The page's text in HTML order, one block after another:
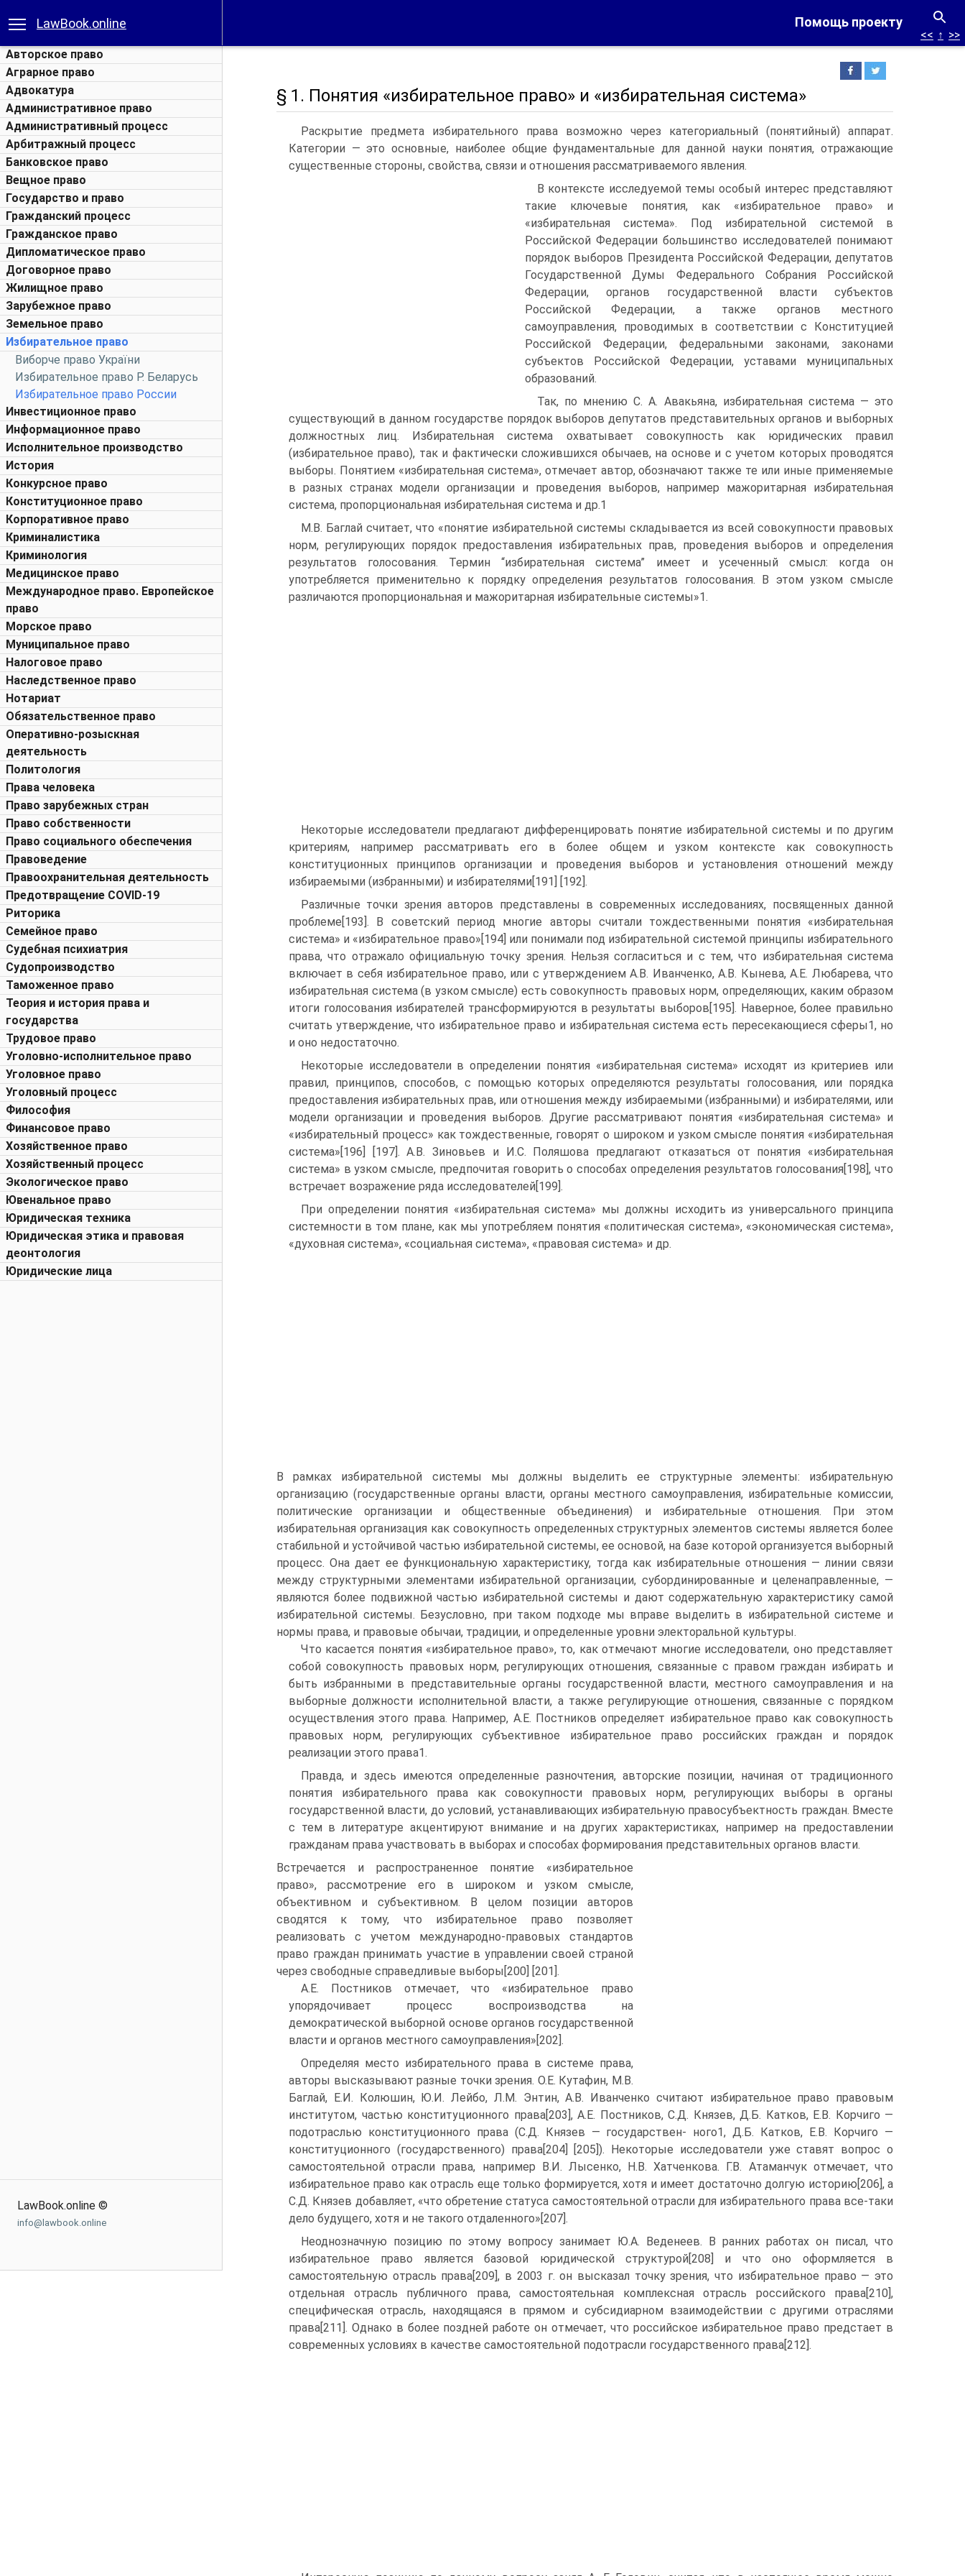
Помощь проекту
LawBook.online
Авторское право
Аграрное право
Адвокатура
Административное право
Административный процесс
Арбитражный процесс
Банковское право
Вещное право
Государство и право
Гражданский процесс
Гражданское право
Дипломатическое право
Договорное право
Жилищное право
Зарубежное право
Земельное право
Избирательное право
Виборче право України
Избирательное право Р. Беларусь
Избирательное право России
Инвестиционное право
Информационное право
Исполнительное производство
История
Конкурсное право
Конституционное право
Корпоративное право
Криминалистика
Криминология
Медицинское право
Международное право. Европейское
право
Морское право
Муниципальное право
Налоговое право
Наследственное право
Нотариат
Обязательственное право
Оперативно-розыскная
деятельность
Политология
Права человека
Право зарубежных стран
Право собственности
Право социального обеспечения
Правоведение
Правоохранительная деятельность
Предотвращение COVID-19
Риторика
Семейное право
Судебная психиатрия
Судопроизводство
Таможенное право
Теория и история права и
государства
Трудовое право
Уголовно-исполнительное право
Уголовное право
Уголовный процесс
Философия
Финансовое право
Хозяйственное право
Хозяйственный процесс
Экологическое право
Ювенальное право
Юридическая техника
Юридическая этика и правовая
деонтология
Юридические лица
LawBook.online ©
info@lawbook.online
<< ↑ >>
§ 1. Понятия «избирательное право» и «избирательная система»
Раскрытие предмета избирательного права возможно через категориальный (понятийный) аппарат.
Категории — это основные, наиболее общие фундаментальные для данной науки понятия, отражающие
существенные стороны, свойства, связи и отношения рассматриваемого явления.
В контексте исследуемой темы особый интерес представляют
такие ключевые понятия, как «избирательное право» и
«избирательная система». Под избирательной системой в
Российской Федерации большинство исследователей понимают
порядок выборов Президента Российской Федерации, депутатов
Государственной Думы Федерального Собрания Российской
Федерации, органов государственной власти субъектов
Российской Федерации, а также органов местного
самоуправления, проводимых в соответствии с Конституцией
Российской Федерации, федеральными законами, законами
субъектов Российской Федерации, уставами муниципальных
образований.
Так, по мнению С. А. Авакьяна, избирательная система — это
существующий в данном государстве порядок выборов депутатов представительных органов и выборных
должностных лиц. Избирательная система охватывает совокупность как юридических правил
(избирательное право), так и фактически сложившихся обычаев, на основе и с учетом которых проводятся
выборы. Понятием «избирательная система», отмечает автор, обозначают также те или иные применяемые
в разных странах модели организации и проведения выборов, например мажоритарная избирательная
система, пропорциональная избирательная система и др.1
М.В. Баглай считает, что «понятие избирательной системы складывается из всей совокупности правовых
норм, регулирующих порядок предоставления избирательных прав, проведения выборов и определения
результатов голосования. Термин “избирательная система” имеет и усеченный смысл: когда он
употребляется применительно к порядку определения результатов голосования. В этом узком смысле
различаются пропорциональная и мажоритарная избирательные системы»1.
Некоторые исследователи предлагают дифференцировать понятие избирательной системы и по другим
критериям, например рассматривать его в более общем и узком контексте как совокупность
конституционных принципов организации и проведения выборов и установления отношений между
избираемыми (избранными) и избирателями[191] [192].
Различные точки зрения авторов представлены в современных исследованиях, посвященных данной
проблеме[193]. В советский период многие авторы считали тождественными понятия «избирательная
система» и «избирательное право»[194] или понимали под избирательной системой принципы избирательного
права, что отражало официальную точку зрения. Нельзя согласиться и с тем, что избирательная система
включает в себя избирательное право, или с утверждением А.В. Иванченко, А.В. Кынева, А.Е. Любарева, что
избирательная система (в узком смысле) есть совокупность правовых норм, определяющих, каким образом
итоги голосования избирателей трансформируются в результаты выборов[195]. Наверное, более правильно
считать утверждение, что избирательное право и избирательная система есть пересекающиеся сферы1, но
и оно недостаточно.
Некоторые исследователи в определении понятия «избирательная система» исходят из критериев или
правил, принципов, способов, с помощью которых определяются результаты голосования, или порядка
предоставления избирательных прав, или отношения между избираемыми (избранными) и избирателями, или
модели организации и проведения выборов. Другие рассматривают понятия «избирательная система» и
«избирательный процесс» как тождественные, говорят о широком и узком смысле понятия «избирательная
система»[196] [197]. А.В. Зиновьев и И.С. Поляшова предлагают отказаться от понятия «избирательная
система» в узком смысле, предпочитая говорить о способах определения результатов голосования[198], что
встречает возражение ряда исследователей[199].
При определении понятия «избирательная система» мы должны исходить из универсального принципа
системности в том плане, как мы употребляем понятия «политическая система», «экономическая система»,
«духовная система», «социальная система», «правовая система» и др.
В рамках избирательной системы мы должны выделить ее структурные элементы: избирательную
организацию (государственные органы власти, органы местного самоуправления, избирательные комиссии,
политические организации и общественные объединения) и избирательные отношения. При этом
избирательная организация как совокупность определенных структурных элементов системы является более
стабильной и устойчивой частью избирательной системы, ее основой, на базе которой организуется выборный
процесс. Она дает ее функциональную характеристику, тогда как избирательные отношения — линии связи
между структурными элементами избирательной организации, субординированные и целенаправленные, —
являются более подвижной частью избирательной системы и дают содержательную характеристику самой
избирательной системы. Безусловно, при таком подходе мы вправе выделить в избирательной системе и
нормы права, и правовые обычаи, традиции, и определенные уровни электоральной культуры.
Что касается понятия «избирательное право», то, как отмечают многие исследователи, оно представляет
собой совокупность правовых норм, регулирующих отношения, связанные с правом граждан избирать и
быть избранными в представительные органы государственной власти, местного самоуправления и на
выборные должности исполнительной власти, а также регулирующие отношения, связанные с порядком
осуществления этого права. Например, А.Е. Постников определяет избирательное право как совокупность
правовых норм, регулирующих субъективное избирательное право российских граждан и порядок
реализации этого права1.
Правда, и здесь имеются определенные разночтения, авторские позиции, начиная от традиционного
понятия избирательного права как совокупности правовых норм, регулирующих выборы в органы
государственной власти, до условий, устанавливающих избирательную правосубъектность граждан. Вместе
с тем в литературе акцентируют внимание и на других характеристиках, например на предоставлении
гражданам права участвовать в выборах и способах формирования представительных органов власти.
Встречается и распространенное понятие «избирательное
право», рассмотрение его в широком и узком смысле,
объективном и субъективном. В целом позиции авторов
сводятся к тому, что избирательное право позволяет
реализовать с учетом международно-правовых стандартов
право граждан принимать участие в управлении своей страной
через свободные справедливые выборы[200] [201].
А.Е. Постников отмечает, что «избирательное право
упорядочивает процесс воспроизводства на
демократической выборной основе органов государственной
власти и органов местного самоуправления»[202].
Определяя место избирательного права в системе права,
авторы высказывают разные точки зрения. О.Е. Кутафин, М.В.
Баглай, Е.И. Колюшин, Ю.И. Лейбо, Л.М. Энтин, А.В. Иванченко считают избирательное право правовым
институтом, частью конституционного права[203], А.Е. Постников, С.Д. Князев, Д.Б. Катков, Е.В. Корчиго —
подотраслью конституционного права (С.Д. Князев — государствен- ного1, Д.Б. Катков, Е.В. Корчиго —
конституционного (государственного) права[204] [205]). Некоторые исследователи уже ставят вопрос о
самостоятельной отрасли права, например В.И. Лысенко, Н.В. Хатченкова. Г.В. Атаманчук отмечает, что
избирательное право как отрасль еще только формируется, хотя и имеет достаточно долгую историю[206], а
С.Д. Князев добавляет, «что обретение статуса самостоятельной отрасли для избирательного права все-таки
дело будущего, хотя и не такого отдаленного»[207].
Неоднозначную позицию по этому вопросу занимает Ю.А. Веденеев. В ранних работах он писал, что
избирательное право является базовой юридической структурой[208] и что оно оформляется в
самостоятельную отрасль права[209], в 2003 г. он высказал точку зрения, что избирательное право — это
отдельная отрасль публичного права, самостоятельная комплексная отрасль российского права[210],
специфическая отрасль, находящаяся в прямом и субсидиарном взаимодействии с другими отраслями
права[211]. Однако в более поздней работе он отмечает, что российское избирательное право предстает в
современных условиях в качестве самостоятельной подотрасли государственного права[212].